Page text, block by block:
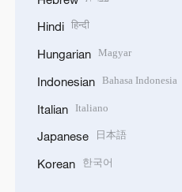
Hindi हिन्दी
Hungarian Magyar
Indonesian Bahasa Indonesia
Italian Italiano
Japanese 日本語
Korean 한국어